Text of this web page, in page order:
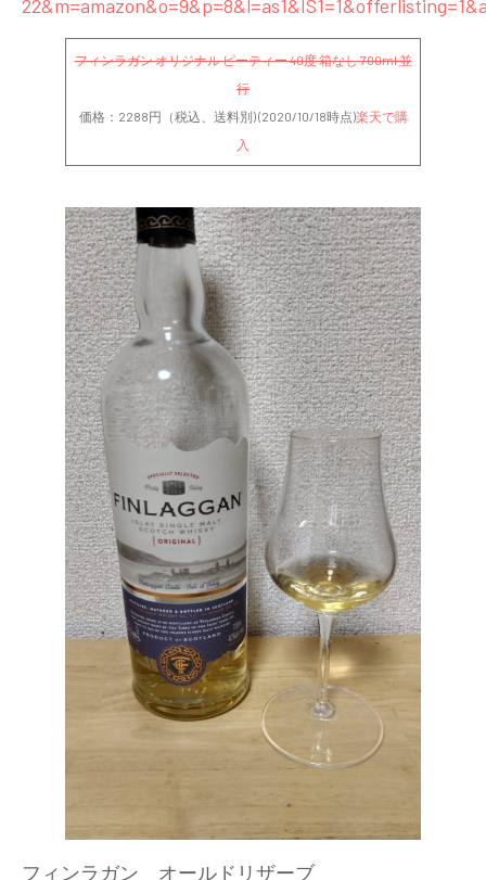
フィンラガン オリジナル ピーティー 40度 箱なし 700ml 並
行
価格：2288円（税込、送料別) (2020/10/18時点)楽天で購
入
フィンラガン オールドリザーブ